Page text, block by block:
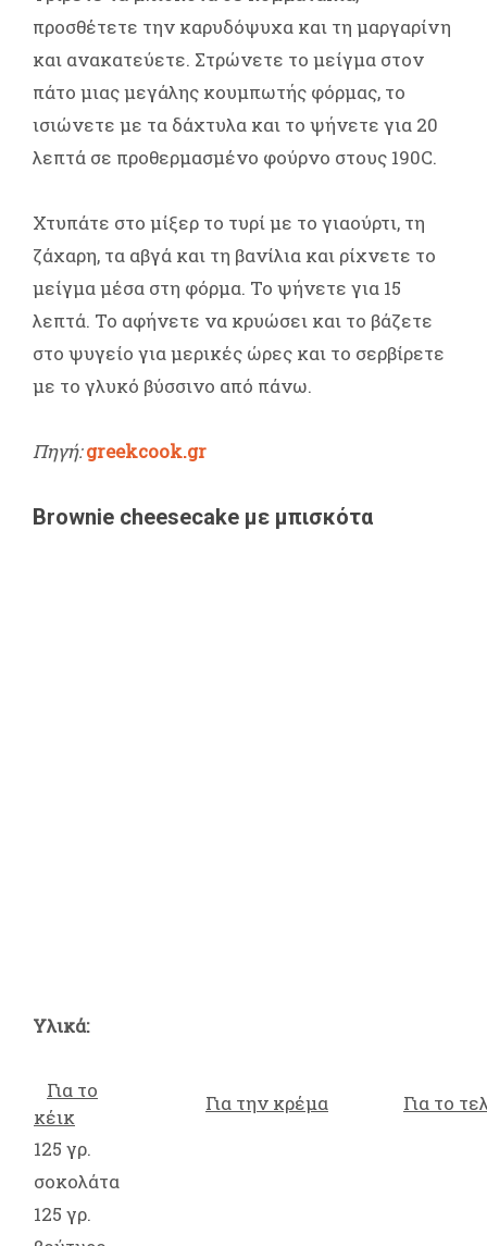
προσθέτετε την καρυδόψυχα και τη μαργαρίνη
και ανακατεύετε. Στρώνετε το μείγμα στον
πάτο μιας μεγάλης κουμπωτής φόρμας, το
ισιώνετε με τα δάχτυλα και το ψήνετε για 20
λεπτά σε προθερμασμένο φούρνο στους 190C.
Χτυπάτε στο μίξερ το τυρί με το γιαούρτι, τη
ζάχαρη, τα αβγά και τη βανίλια και ρίχνετε το
μείγμα μέσα στη φόρμα. Το ψήνετε για 15
λεπτά. Το αφήνετε να κρυώσει και το βάζετε
στο ψυγείο για μερικές ώρες και το σερβίρετε
με το γλυκό βύσσινο από πάνω.
Πηγή: greekcook.gr
Brownie cheesecake με μπισκότα
Υλικά:
Για το
κέικ
Για την κρέμα
Για το
125 γρ.
σοκολάτα
125 γρ.